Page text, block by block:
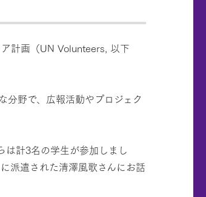
計画（UN Volunteers, 以下
野で、広報活動やプロジェク
計3名の学生が参加しまし
派遣された清澤風歌さんにお話